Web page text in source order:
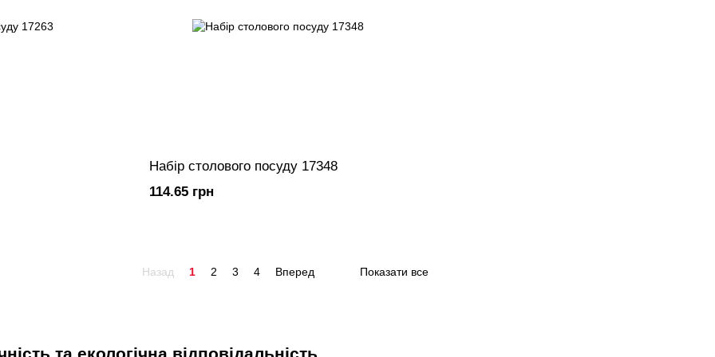
Набір столового посуду 17348
114.65 грн
Назад 1 2 3 4 Вперед Показати все